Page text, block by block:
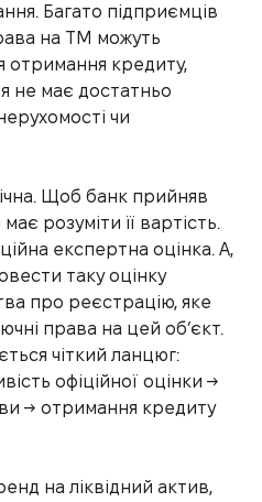
Багато підприємців
на ТМ можуть
отримання кредиту,
не має достатньо
чи
Щоб банк прийняв
розуміти її вартість.
експертна оцінка. А,
таку оцінку
про реєстрацію, яке
права на цей об’єкт.
чіткий ланцюг:
офіційної оцінки →
→ отримання кредиту
на ліквідний актив,